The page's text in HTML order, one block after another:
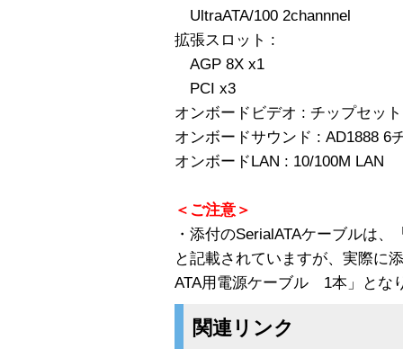
UltraATA/100 2channnel
拡張スロット :
AGP 8X x1
PCI x3
オンボードビデオ : チップセッ
オンボードサウンド : AD1888 6
オンボードLAN : 10/100M LAN
＜ご注意＞
・添付のSerialATAケーブルは
と記載されていますが、実際に
ATA用電源ケーブル 1本」とな
関連リンク